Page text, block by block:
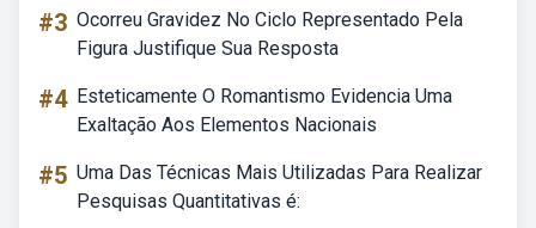
#3 Ocorreu Gravidez No Ciclo Representado Pela
Figura Justifique Sua Resposta
#4 Esteticamente O Romantismo Evidencia Uma
Exaltação Aos Elementos Nacionais
#5 Uma Das Técnicas Mais Utilizadas Para Realizar
Pesquisas Quantitativas é: